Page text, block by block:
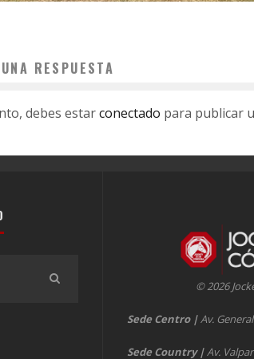
RESPUESTA
debes estarconectado para publicar
© 2026
Sede Centro |Av.
Sede Country |Av.